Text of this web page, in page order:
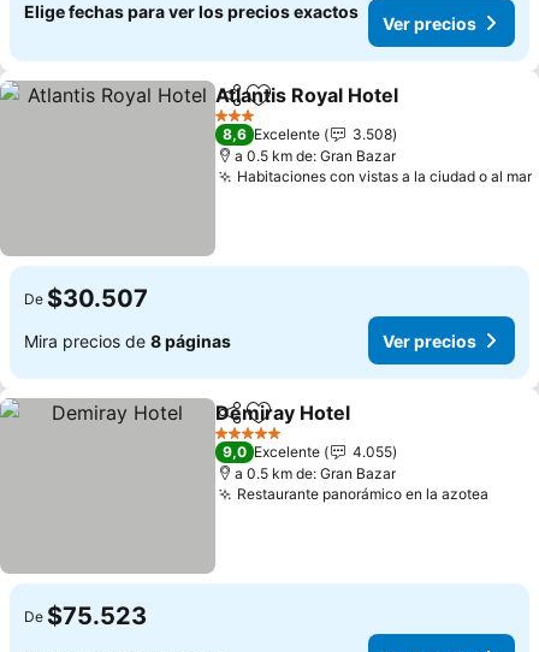
Elige fechas para ver los precios exactos
Ver precios
CompartirAgregar a favoritos
Atlantis Royal Hotel
3 Estrellas
8,6 Excelente
3.508
a 0.5 km de: Gran Bazar
Habitaciones con vistas a la ciudad o al mar
De $30.507
Mira precios de 8 páginas Ver precios
CompartirAgregar a favoritos
Demiray Hotel
5 Estrellas
9,0 Excelente
4.055
a 0.5 km de: Gran Bazar
Restaurante panorámico en la azotea
De $75.523